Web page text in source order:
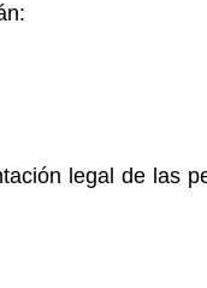
legal de las